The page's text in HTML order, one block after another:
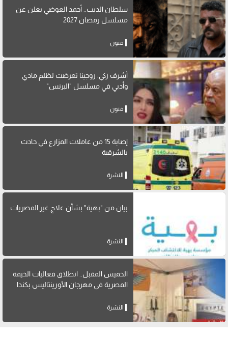
سلطان الديب.. أحمد العوضي يعلن عن
مسلسل رمضان 2027
فنون
أشرف زكي: روجينا تعرضت لظلم مادي
وأدبي في مسلسل "البرنس"
فنون
إصابة 15 من عاملات المزارع في حادث
بالشرقية
النشرة
بيان من "بهية" بشأن علاج غير المصريات
النشرة
الخميس المقبل.. انطلاق فعاليات الخيمة
المصرية في مهرجان الأورينتاليس بكندا
النشرة